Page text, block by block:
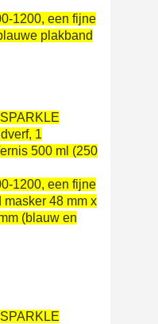
1200, een fijne
plakband
1
500 ml (250
1200, een fijne
48 mm x
(blauw en